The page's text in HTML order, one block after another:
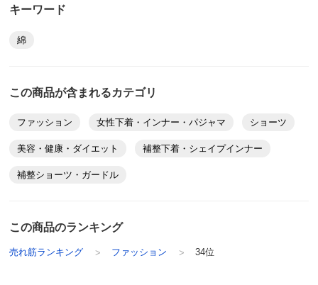
神奈川県 60代以上女性
います。
パステルケイ Ｌ
す。
2025/04/15
キーワード
綿
この商品が含まれるカテゴリ
ファッション 女性下着・インナー・パジャマ ショーツ
美容・健康・ダイエット 補整下着・シェイプインナー
補整ショーツ・ガードル
この商品のランキング
売れ筋ランキング ファッション 34位